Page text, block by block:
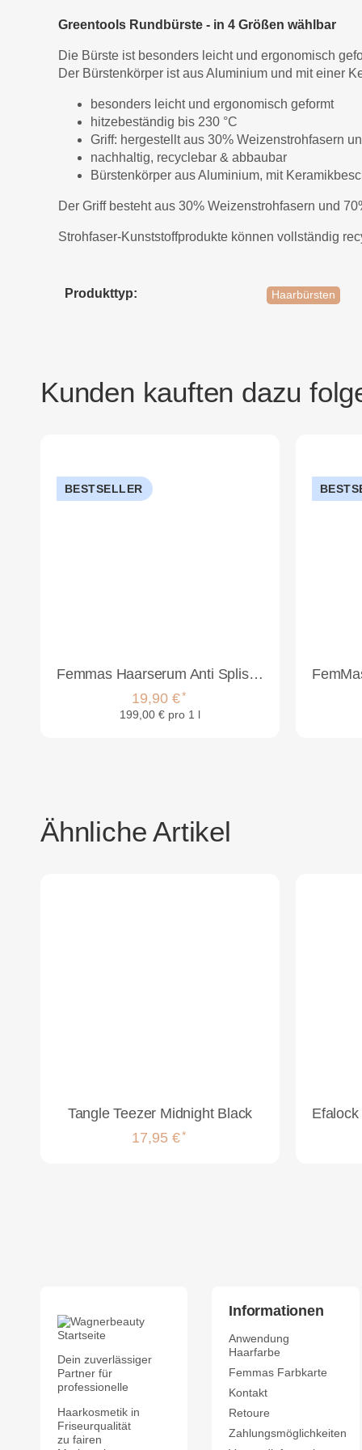
Greentools Rundbürste - in 4 Größen wählbar
Die Bürste ist besonders leicht und ergonomisch
Der Bürstenkörper ist aus Aluminium und mit einer
besonders leicht und ergonomisch geformt
hitzebeständig bis 230 °C
Griff: hergestellt aus 30% Weizenstrohfasern
nachhaltig, recyclebar & abbaubar
Bürstenkörper aus Aluminium, mit
Der Griff besteht aus 30% Weizenstrohfasern und
Strohfaser-Kunststoffprodukte können vollständig
Produkttyp: Haarbürsten
Kunden kauften dazu
BESTSELLER
Femmas Haarserum Anti Spliss mit Keratin & Argan 100ml
19,90 €*
199,00 € pro 1 l
Ähnliche Artikel
Tangle Teezer Midnight Black
17,95 €*
Dein zuverlässiger
Partner für
professionelle
Haarkosmetik in
Friseurqualität
zu fairen
Informationen
Anwendung
Haarfarbe
Femmas Farbkarte
Kontakt
Retoure
Zahlungsmöglichkeiten